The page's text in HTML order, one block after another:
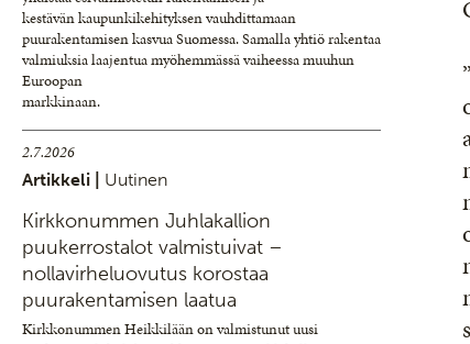
kestävän kaupunkikehityksen vauhdittamaan
puurakentamisen kasvua Suomessa. Samalla yhtiö rakentaa
valmiuksia laajentua myöhemmässä vaiheessa muuhun
Euroopan
markkinaan.
2.7.2026
Artikkeli | Uutinen
Kirkkonummen Juhlakallion
puukerrostalot valmistuivat –
nollavirheluovutus korostaa
puurakentamisen laatua
Kirkkonummen Heikkilään on valmistunut uusi